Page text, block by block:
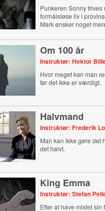
Punkeren Sonny trives
formålsløse liv i
Mark ønsker noget
Om 100 år
Instruktør: Hektor
Hvor meget kan man
før det ikke er værdigt.
Halvmand
Instruktør: Frederik
Man kan ikke gøre det
det halvt.
King Emma
Instruktør: Stefan
Efter at have mistet sin